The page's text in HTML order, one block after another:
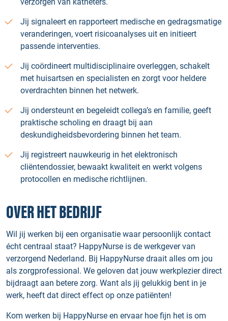
Jij signaleert en rapporteert medische en gedragsmatige
veranderingen, voert risicoanalyses uit en initieert
passende interventies.
Jij coördineert multidisciplinaire overleggen, schakelt
met huisartsen en specialisten en zorgt voor heldere
overdrachten binnen het netwerk.
Jij ondersteunt en begeleidt collega’s en familie, geeft
praktische scholing en draagt bij aan
deskundigheidsbevordering binnen het team.
Jij registreert nauwkeurig in het elektronisch
cliëntendossier, bewaakt kwaliteit en werkt volgens
protocollen en medische richtlijnen.
OVER HET BEDRIJF
Wil jij werken bij een organisatie waar persoonlijk contact
écht centraal staat? HappyNurse is de werkgever van
verzorgend Nederland. Bij HappyNurse draait alles om jou
als zorgprofessional. We geloven dat jouw werkplezier direct
bijdraagt aan betere zorg. Want als jij gelukkig bent in je
werk, heeft dat direct effect op onze patiënten!
Kom werken bij HappyNurse en ervaar hoe fijn het is om